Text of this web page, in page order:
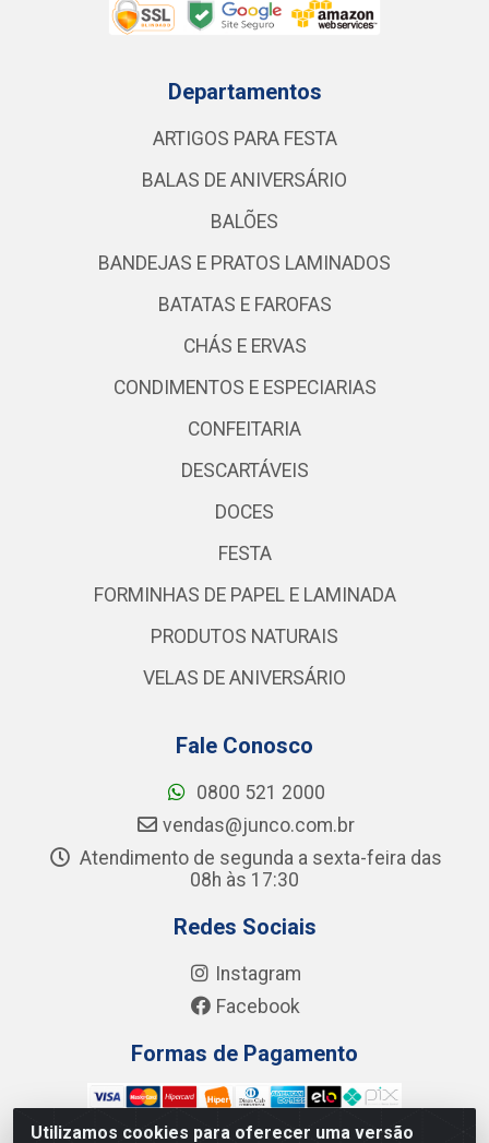
Utilizamos cookies para oferecer uma versão
Departamentos
ARTIGOS PARA FESTA
BALAS DE ANIVERSÁRIO
BALÕES
BANDEJAS E PRATOS LAMINADOS
BATATAS E FAROFAS
CHÁS E ERVAS
CONDIMENTOS E ESPECIARIAS
CONFEITARIA
DESCARTÁVEIS
DOCES
FESTA
FORMINHAS DE PAPEL E LAMINADA
PRODUTOS NATURAIS
VELAS DE ANIVERSÁRIO
Fale Conosco
0800 521 2000
vendas@junco.com.br
Atendimento de segunda a sexta-feira das
08h às 17:30
Redes Sociais
Instagram
Facebook
Formas de Pagamento